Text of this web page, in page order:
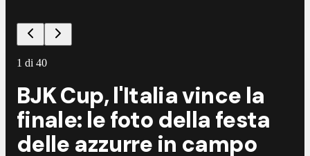
1 di 40
BJK Cup, l'Italia vince la
finale: le foto della festa
delle azzurre in campo